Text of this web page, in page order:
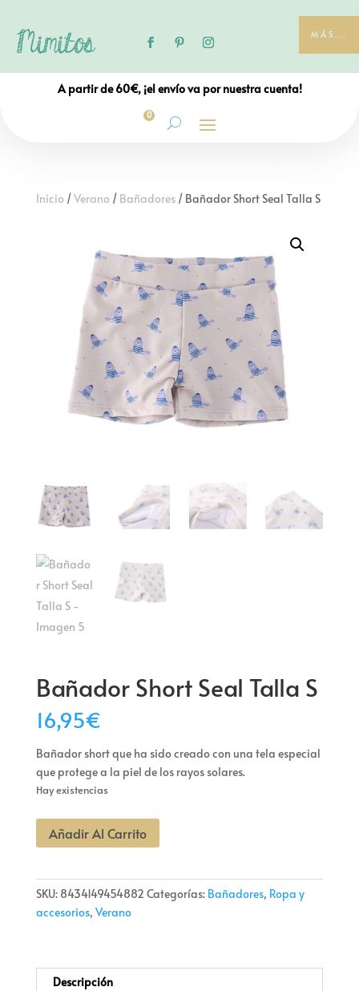
MÁS...
A partir de 60€, ¡el envío va por nuestra cuenta!
0
Inicio /Verano / Bañadores/ Bañador Short Seal Talla S
Bañador Short Seal Talla S
16,95€
Bañador short que ha sido creado con una tela especial
que protege a la piel de los rayos solares.
Hay existencias
Bañador
Short
Talla
S
cantidad
Añadir Al Carrito
SKU: 8434149454882 Categorías: Bañadores, Ropa y
accesorios, Verano
Descripción